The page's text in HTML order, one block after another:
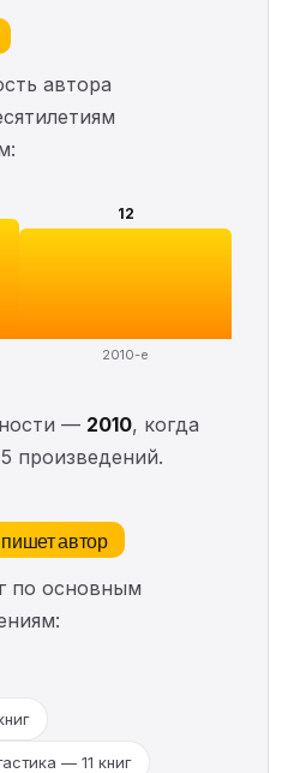
автора
12
2010-е
— 2010, когда
произведений.
автор
по основным
— 11 книг